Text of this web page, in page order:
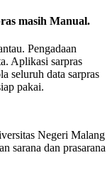
masih Manual.
Pengadaan
Aplikasi sarpras
seluruh data sarpras
pakai.
Negeri Malang
sarana dan prasarana